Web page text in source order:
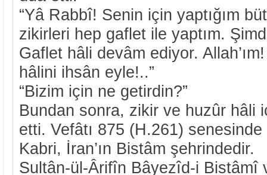
“Yâ Rabbî! Senin için yaptığım
zikirleri hep gaflet ile yaptım.
Gaflet hâli devâm ediyor.
hâlini ihsân eyle!..”
“Bizim için ne getirdin?”
Bundan sonra, zikir ve huzûr hâli
etti. Vefâtı 875 (H.261) senesinde
Kabri, İran’ın Bistâm şehrindedir.
Sultân-ül-Ârifîn Bâyezîd-i Bistâmî